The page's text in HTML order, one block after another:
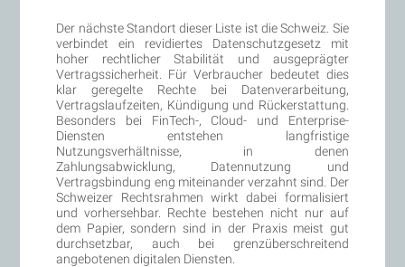
Der nächste Standort dieser Liste ist die Schweiz. Sie
verbindet ein revidiertes Datenschutzgesetz mit
hoher rechtlicher Stabilität und ausgeprägter
Vertragssicherheit. Für Verbraucher bedeutet dies
klar geregelte Rechte bei Datenverarbeitung,
Vertragslaufzeiten, Kündigung und Rückerstattung.
Besonders bei FinTech-, Cloud- und Enterprise-
Diensten entstehen langfristige
Nutzungsverhältnisse, in denen
Zahlungsabwicklung, Datennutzung und
Vertragsbindung eng miteinander verzahnt sind. Der
Schweizer Rechtsrahmen wirkt dabei formalisiert
und vorhersehbar. Rechte bestehen nicht nur auf
dem Papier, sondern sind in der Praxis meist gut
durchsetzbar, auch bei grenzüberschreitend
angebotenen digitalen Diensten.